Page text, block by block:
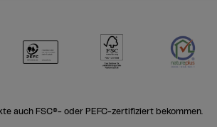
auch FSC®- oder PEFC-zertifiziert bekommen.